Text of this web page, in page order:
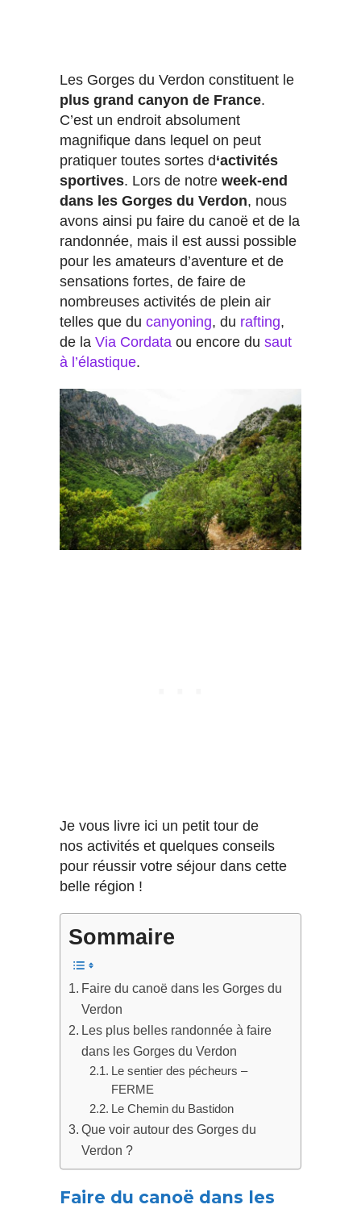
Les Gorges du Verdon constituent le
plus grand canyon de France.
C’est un endroit absolument
magnifique dans lequel on peut
pratiquer toutes sortes d‘activités
sportives. Lors de notre week-end
dans les Gorges du Verdon, nous
avons ainsi pu faire du canoë et de la
randonnée, mais il est aussi possible
pour les amateurs d’aventure et de
sensations fortes, de faire de
nombreuses activités de plein air
telles que du canyoning, du rafting,
de la Via Cordata ou encore du saut
à l’élastique.
Je vous livre ici un petit tour de
nos activités et quelques conseils
pour réussir votre séjour dans cette
belle région !
Sommaire
Faire du canoë dans les Gorges du
Verdon
Les plus belles randonnée à faire
dans les Gorges du Verdon
Le sentier des pécheurs –
FERME
Le Chemin du Bastidon
Que voir autour des Gorges du
Verdon ?
Faire du canoë dans les